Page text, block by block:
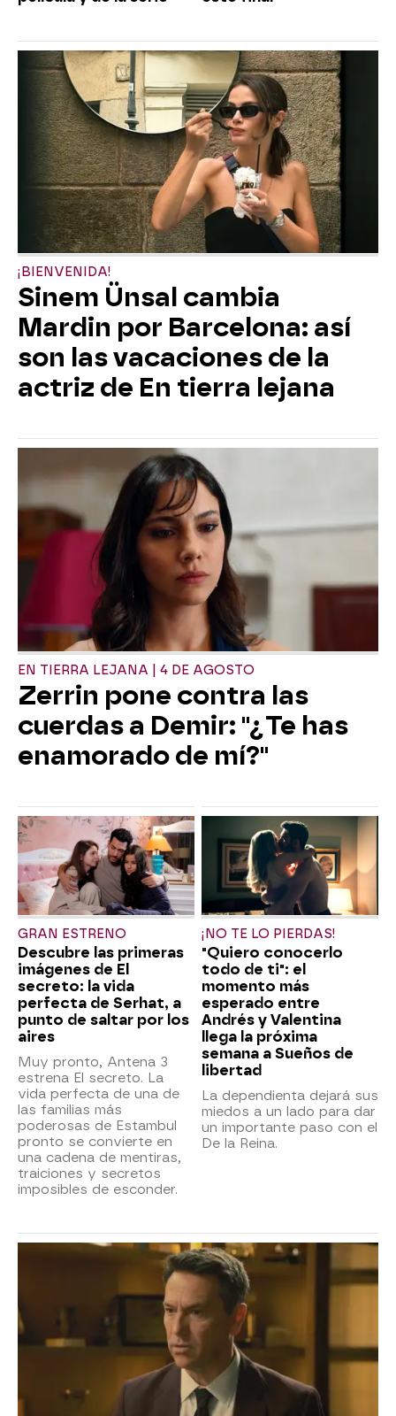
¡BIENVENIDA!
Sinem Ünsal cambia
Mardin por Barcelona: así
son las vacaciones de la
actriz de En tierra lejana
EN TIERRA LEJANA | 4 DE AGOSTO
Zerrin pone contra las
cuerdas a Demir: "¿Te has
enamorado de mí?"
GRAN ESTRENO
Descubre las primeras
imágenes de El
secreto: la vida
perfecta de Serhat, a
punto de saltar por los
aires
Muy pronto, Antena 3
estrena El secreto. La
vida perfecta de una de
las familias más
poderosas de Estambul
pronto se convierte en
una cadena de mentiras,
traiciones y secretos
imposibles de esconder.
¡NO TE LO PIERDAS!
"Quiero conocerlo
todo de ti": el
momento más
esperado entre
Andrés y Valentina
llega la próxima
semana a Sueños de
libertad
La dependienta dejará sus
miedos a un lado para dar
un importante paso con el
De la Reina.